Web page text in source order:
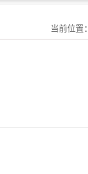
当前位置：